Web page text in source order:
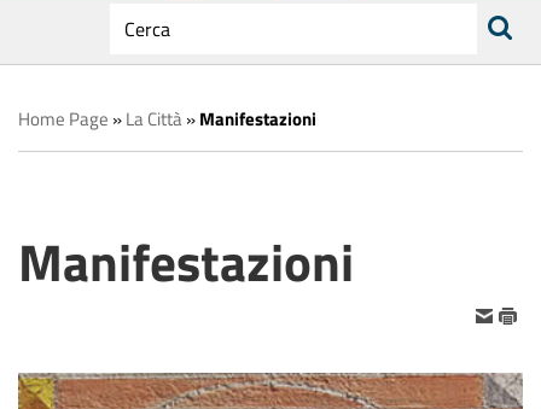
testo
da
cercare
ricerca
Home Page »La Città»Manifestazioni
Manifestazioni